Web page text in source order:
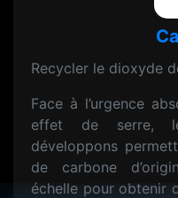
Recycler le dioxyde
Face à l’urgence
effet de serre,
développons
de carbone
échelle pour obtenir